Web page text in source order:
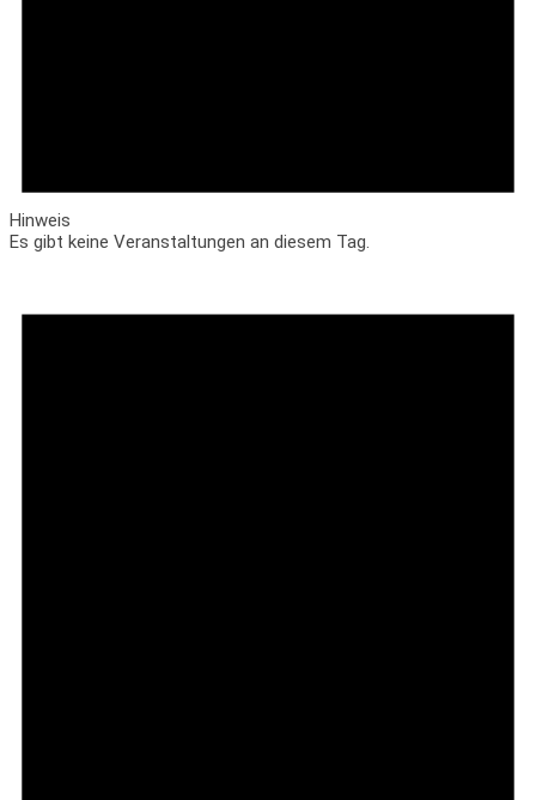
Hinweis
Es gibt keine Veranstaltungen an diesem Tag.